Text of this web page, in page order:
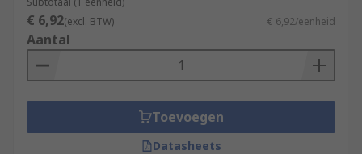
€ 6,92(excl. BTW) € 6,92/eenheid
Aantal
Toevoegen
Datasheets